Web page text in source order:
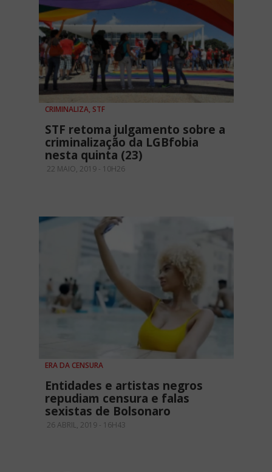
CRIMINALIZA, STF
STF retoma julgamento sobre a
criminalização da LGBfobia
nesta quinta (23)
22 MAIO, 2019 - 10H26
ERA DA CENSURA
Entidades e artistas negros
repudiam censura e falas
sexistas de Bolsonaro
26 ABRIL, 2019 - 16H43